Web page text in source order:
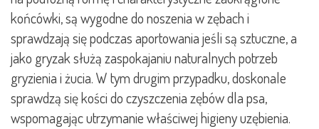
końcówki, są wygodne do noszenia w zębach i
sprawdzają się podczas aportowania jeśli są sztuczne, a
jako gryzak służą zaspokajaniu naturalnych potrzeb
gryzienia i żucia. W tym drugim przypadku, doskonale
sprawdzą się kości do czyszczenia zębów dla psa,
wspomagając utrzymanie właściwej higieny uzębienia.